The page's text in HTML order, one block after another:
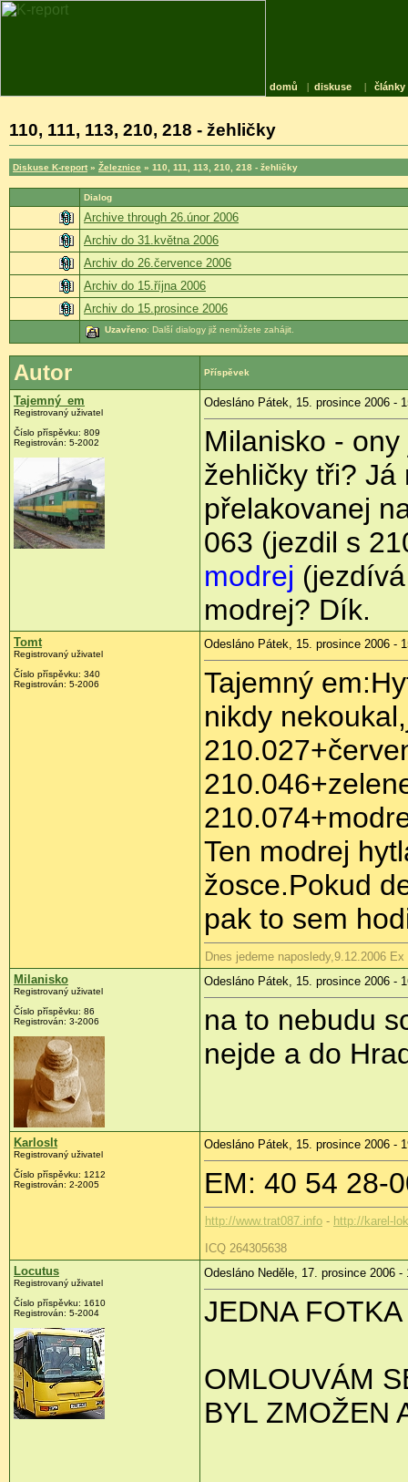
domů | diskuse | články
110, 111, 113, 210, 218 - žehličky
Diskuse K-report » Železnice » 110, 111, 113, 210, 218 - žehličky
Dialog
Archive through 26.únor 2006
Archiv do 31.května 2006
Archiv do 26.července 2006
Archiv do 15.října 2006
Archiv do 15.prosince 2006
Uzavřeno: Další dialogy již nemůžete zahájit.
Autor Příspěvek
Tajemný_em
Registrovaný uživatel
Číslo příspěvku: 809
Registrován: 5-2002
Odesláno Pátek, 15. prosince 2006 -
Milanisko -
žehličky tři? Já
přelakovanej
063 (jezdil s
modrej
modrej? Dík.
Tomt
Registrovaný uživatel
Číslo příspěvku: 340
Registrován: 5-2006
Odesláno Pátek, 15. prosince 2006 -
Tajemný
nikdy
Ten modrej
žosce.Pokud
pak to sem
Dnes jedeme naposledy,9.12.2006
Milanisko
Registrovaný uživatel
Číslo příspěvku: 86
Registrován: 3-2006
Odesláno Pátek, 15. prosince 2006 -
na to nebudu
nejde a do
Karloslt
Registrovaný uživatel
Číslo příspěvku: 1212
Registrován: 2-2005
Odesláno Pátek, 15. prosince 2006 -
EM: 40 54 28-
http://www.trat087.info - http://karel-
ICQ 264305638
Locutus
Registrovaný uživatel
Číslo příspěvku: 1610
Registrován: 5-2004
Odesláno Neděle, 17. prosince 2006 -
JEDNA
OMLOUVÁM
BYL ZMOŽEN